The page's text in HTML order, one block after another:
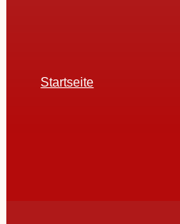
Startseite